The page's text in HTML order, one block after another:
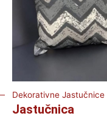
Dekorativne Jastučnice
Jastučnica